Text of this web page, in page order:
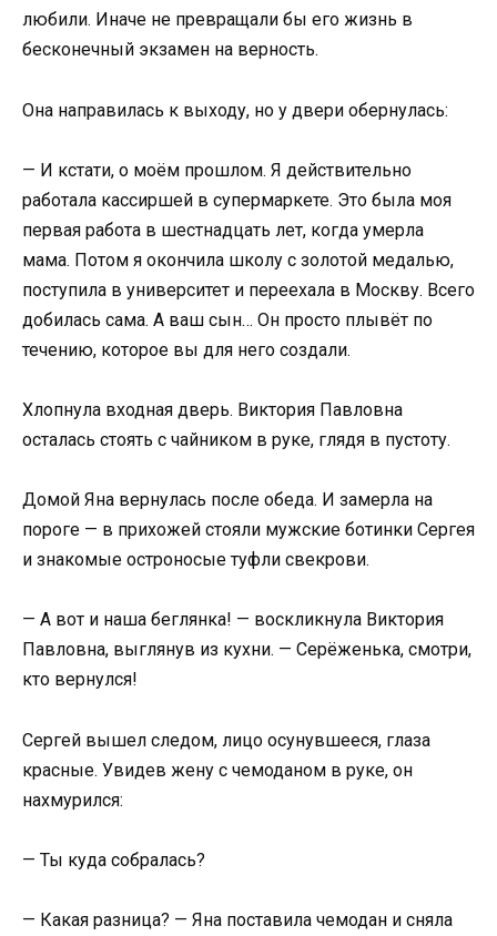
любили. Иначе не превращали бы его жизнь в
бесконечный экзамен на верность.
Она направилась к выходу, но у двери обернулась:
— И кстати, о моём прошлом. Я действительно
работала кассиршей в супермаркете. Это была моя
первая работа в шестнадцать лет, когда умерла
мама. Потом я окончила школу с золотой медалью,
поступила в университет и переехала в Москву. Всего
добилась сама. А ваш сын… Он просто плывёт по
течению, которое вы для него создали.
Хлопнула входная дверь. Виктория Павловна
осталась стоять с чайником в руке, глядя в пустоту.
Домой Яна вернулась после обеда. И замерла на
пороге — в прихожей стояли мужские ботинки Сергея
и знакомые остроносые туфли свекрови.
— А вот и наша беглянка! — воскликнула Виктория
Павловна, выглянув из кухни. — Серёженька, смотри,
кто вернулся!
Сергей вышел следом, лицо осунувшееся, глаза
красные. Увидев жену с чемоданом в руке, он
нахмурился:
— Ты куда собралась?
— Какая разница? — Яна поставила чемодан и сняла